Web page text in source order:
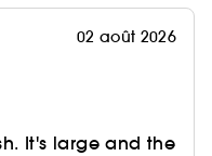
02 août 2026
It's large and the